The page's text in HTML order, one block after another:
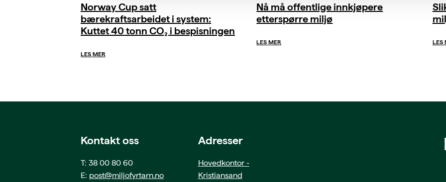
Norway Cup satt
bærekraftsarbeidet i system:
Kuttet 40 tonn CO₂ i bespisningen
LES MER
Nå må offentlige innkjøpere
etterspørre miljø
LES MER LES
Kontakt oss
T: 38 00 80 60
E: post@miljofyrtarn.no
Adresser
Hovedkontor -
Kristiansand